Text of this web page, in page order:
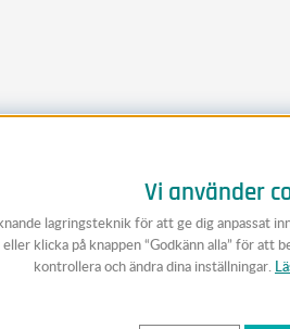
Vi använder
lagringsteknik för att ge dig anpassat
klicka på knappen “Godkänn alla” för
kontrollera och ändra dina inställningar.